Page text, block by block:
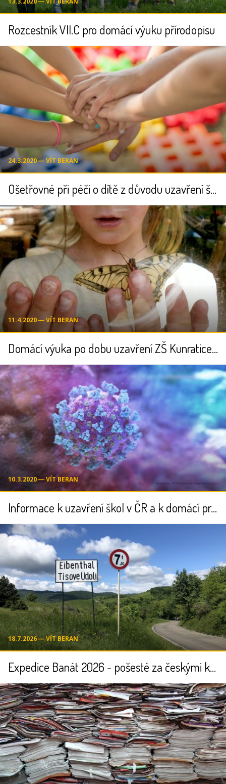
Rozcestník VII.C pro domácí výuku přírodopisu
24.3.2020 ― VÍT BERAN
Ošetřovné při péči o dítě z důvodu uzavření školy
11.4.2020 ― VÍT BERAN
Domácí výuka po dobu uzavření ZŠ Kunratice - důležité informace
10.3.2020 ― VÍT BERAN
Informace k uzavření škol v ČR a k domácí práci dětí
18.7.2026 ― VÍT BERAN
Expedice Banát 2026 - pošesté za českými kořeny